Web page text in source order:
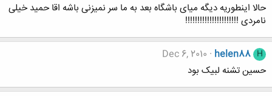
حالا اینطوریه دیگه میای باشگاه بعد به ما سر نمیزنی باشه اقا حمید خیلی
نامردی !!!!!!!!!!!!!!!!!!!!!!
H
helen88
Dec 6, 2010
حسین تشنه لبیک بود